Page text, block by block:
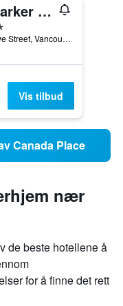
The Parker Hotel and Rooftop
1379 Howe Street, Vancouver, BC, Canada
Vis tilbud
Canada Place
nær
de beste hotellene å
for å finne det rett